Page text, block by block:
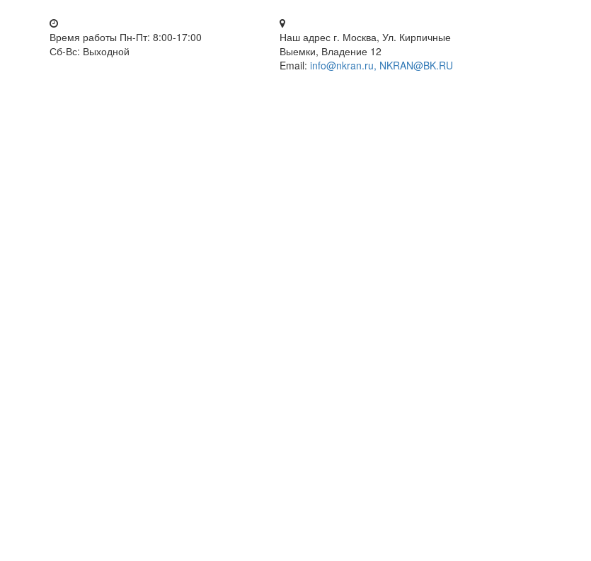
Время работы Пн-Пт: 8:00-17:00
Сб-Вс: Выходной
Наш адресг. Москва, Ул. Кирпичные
Выемки, Владение 12
Email: info@nkran.ru, NKRAN@BK.RU